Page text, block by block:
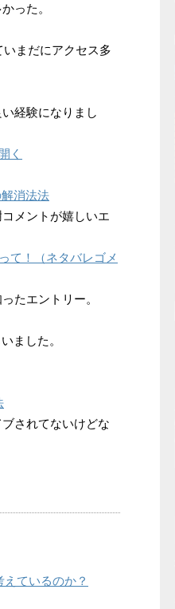
った。
いまだにアクセス多
経験になりまし
く
消法法
メントが嬉しいエ
て！（ネタバレゴメ
たエントリー。
ました。
されてないけどな
ているのか？